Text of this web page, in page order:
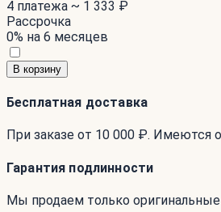
4 платежа ~ 1 333 ₽
Рассрочка
0% на 6 месяцев
В корзину
Бесплатная доставка
При заказе от 10 000 ₽. Имеются
Гарантия подлинности
Мы продаем только